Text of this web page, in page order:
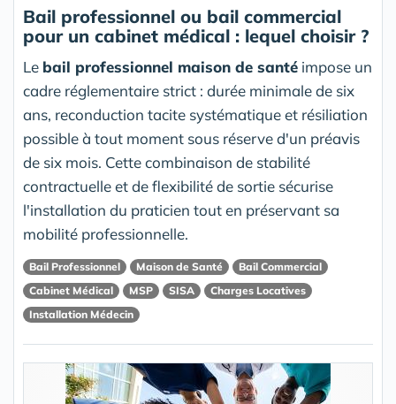
Bail professionnel ou bail commercial
pour un cabinet médical : lequel choisir ?
Le bail professionnel maison de santé impose un
cadre réglementaire strict : durée minimale de six
ans, reconduction tacite systématique et résiliation
possible à tout moment sous réserve d'un préavis
de six mois. Cette combinaison de stabilité
contractuelle et de flexibilité de sortie sécurise
l'installation du praticien tout en préservant sa
mobilité professionnelle.
Bail Professionnel Maison de Santé
Bail Commercial
Cabinet Médical
MSP SISA
Charges Locatives
Installation Médecin